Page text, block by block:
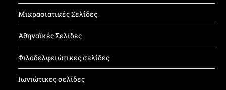
Μικρασιατικές Σελίδες
Αθηναϊκές Σελίδες
Φιλαδελφειώτικες σελίδες
Ιωνιώτικες σελίδες